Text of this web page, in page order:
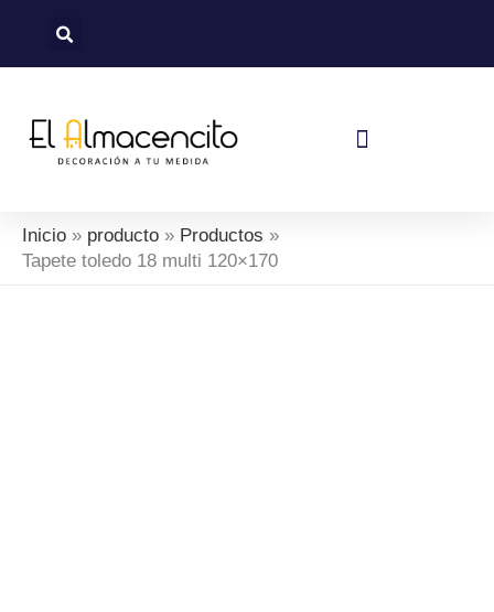
Inicio producto
Productos
Tapete toledo 18 multi 120×170